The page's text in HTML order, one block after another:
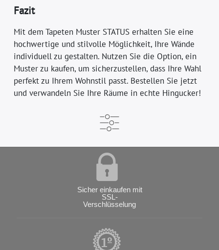
Fazit
Mit dem Tapeten Muster STATUS erhalten Sie eine
hochwertige und stilvolle Möglichkeit, Ihre Wände
individuell zu gestalten. Nutzen Sie die Option, ein
Muster zu kaufen, um sicherzustellen, dass Ihre Wahl
perfekt zu Ihrem Wohnstil passt. Bestellen Sie jetzt
und verwandeln Sie Ihre Räume in echte Hingucker!
Sicher einkaufen mit
SSL-
Verschlüsselung